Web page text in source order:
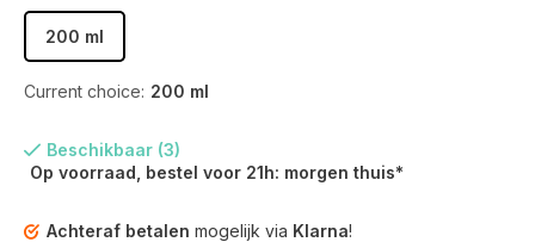
200 ml
Current choice: 200 ml
Beschikbaar (3)
Op voorraad, bestel voor 21h: morgen thuis*
Achteraf betalen mogelijk via Klarna!